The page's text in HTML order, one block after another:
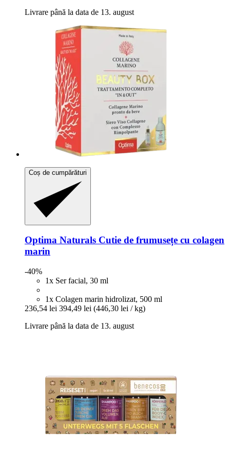
Livrare până la data de 13. august
Coș de cumpărături
Optima Naturals Cutie de frumusețe cu colagen
marin
-40%
1x Ser facial, 30 ml
1x Colagen marin hidrolizat, 500 ml
236,54 lei 394,49 lei (446,30 lei / kg)
Livrare până la data de 13. august